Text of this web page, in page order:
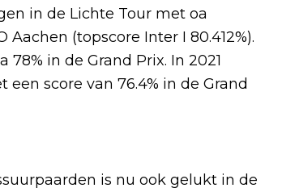
in de Lichte Tour met oa
(topscore Inter I 80.412%).
in de Grand Prix. In 2021
score van 76.4% in de Grand
is nu ook gelukt in de